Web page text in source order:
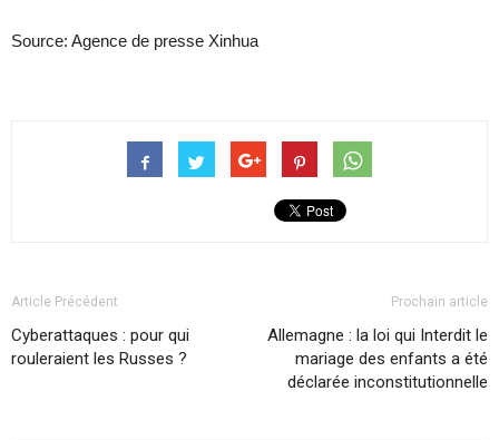
Source: Agence de presse Xinhua
Article Précédent
Cyberattaques : pour qui
rouleraient les Russes ?
Prochain article
Allemagne : la loi qui Interdit le
mariage des enfants a été
déclarée inconstitutionnelle